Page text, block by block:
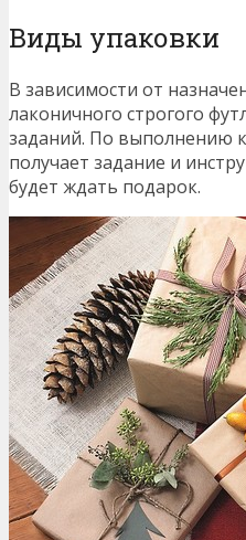
Виды упаковки
В зависимости от
лаконичного строгого
заданий. По выполнению
получает задание и
будет ждать подарок.